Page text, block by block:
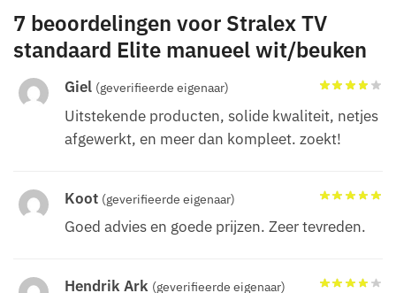
7 beoordelingen voor Stralex TV
standaard Elite manueel wit/beuken
Giel (geverifieerde eigenaar)
Uitstekende producten, solide kwaliteit, netjes
afgewerkt, en meer dan kompleet. zoekt!
Koot (geverifieerde eigenaar)
Goed advies en goede prijzen. Zeer tevreden.
Hendrik Ark (geverifieerde eigenaar)